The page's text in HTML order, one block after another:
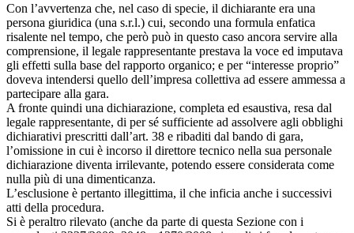
Con l’avvertenza che, nel caso di specie, il dichiarante era una
persona giuridica (una s.r.l.) cui, secondo una formula enfatica
risalente nel tempo, che però può in questo caso ancora servire alla
comprensione, il legale rappresentante prestava la voce ed imputava
gli effetti sulla base del rapporto organico; e per “interesse proprio”
doveva intendersi quello dell’impresa collettiva ad essere ammessa a
partecipare alla gara.
A fronte quindi una dichiarazione, completa ed esaustiva, resa dal
legale rappresentante, di per sé sufficiente ad assolvere agli obblighi
dichiarativi prescritti dall’art. 38 e ribaditi dal bando di gara,
l’omissione in cui è incorso il direttore tecnico nella sua personale
dichiarazione diventa irrilevante, potendo essere considerata come
nulla più di una dimenticanza.
L’esclusione è pertanto illegittima, il che inficia anche i successivi
atti della procedura.
Si è peraltro rilevato (anche da parte di questa Sezione con i